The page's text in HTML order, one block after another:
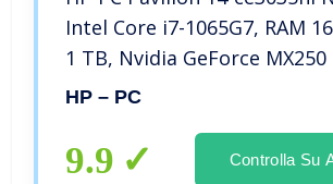
Intel Core i7-1065G7, RAM
1 TB, Nvidia GeForce MX250
Windows 10 Home, Schermo
HDMI, Webcam, Argento
HP – PC
9.9 Controlla Su